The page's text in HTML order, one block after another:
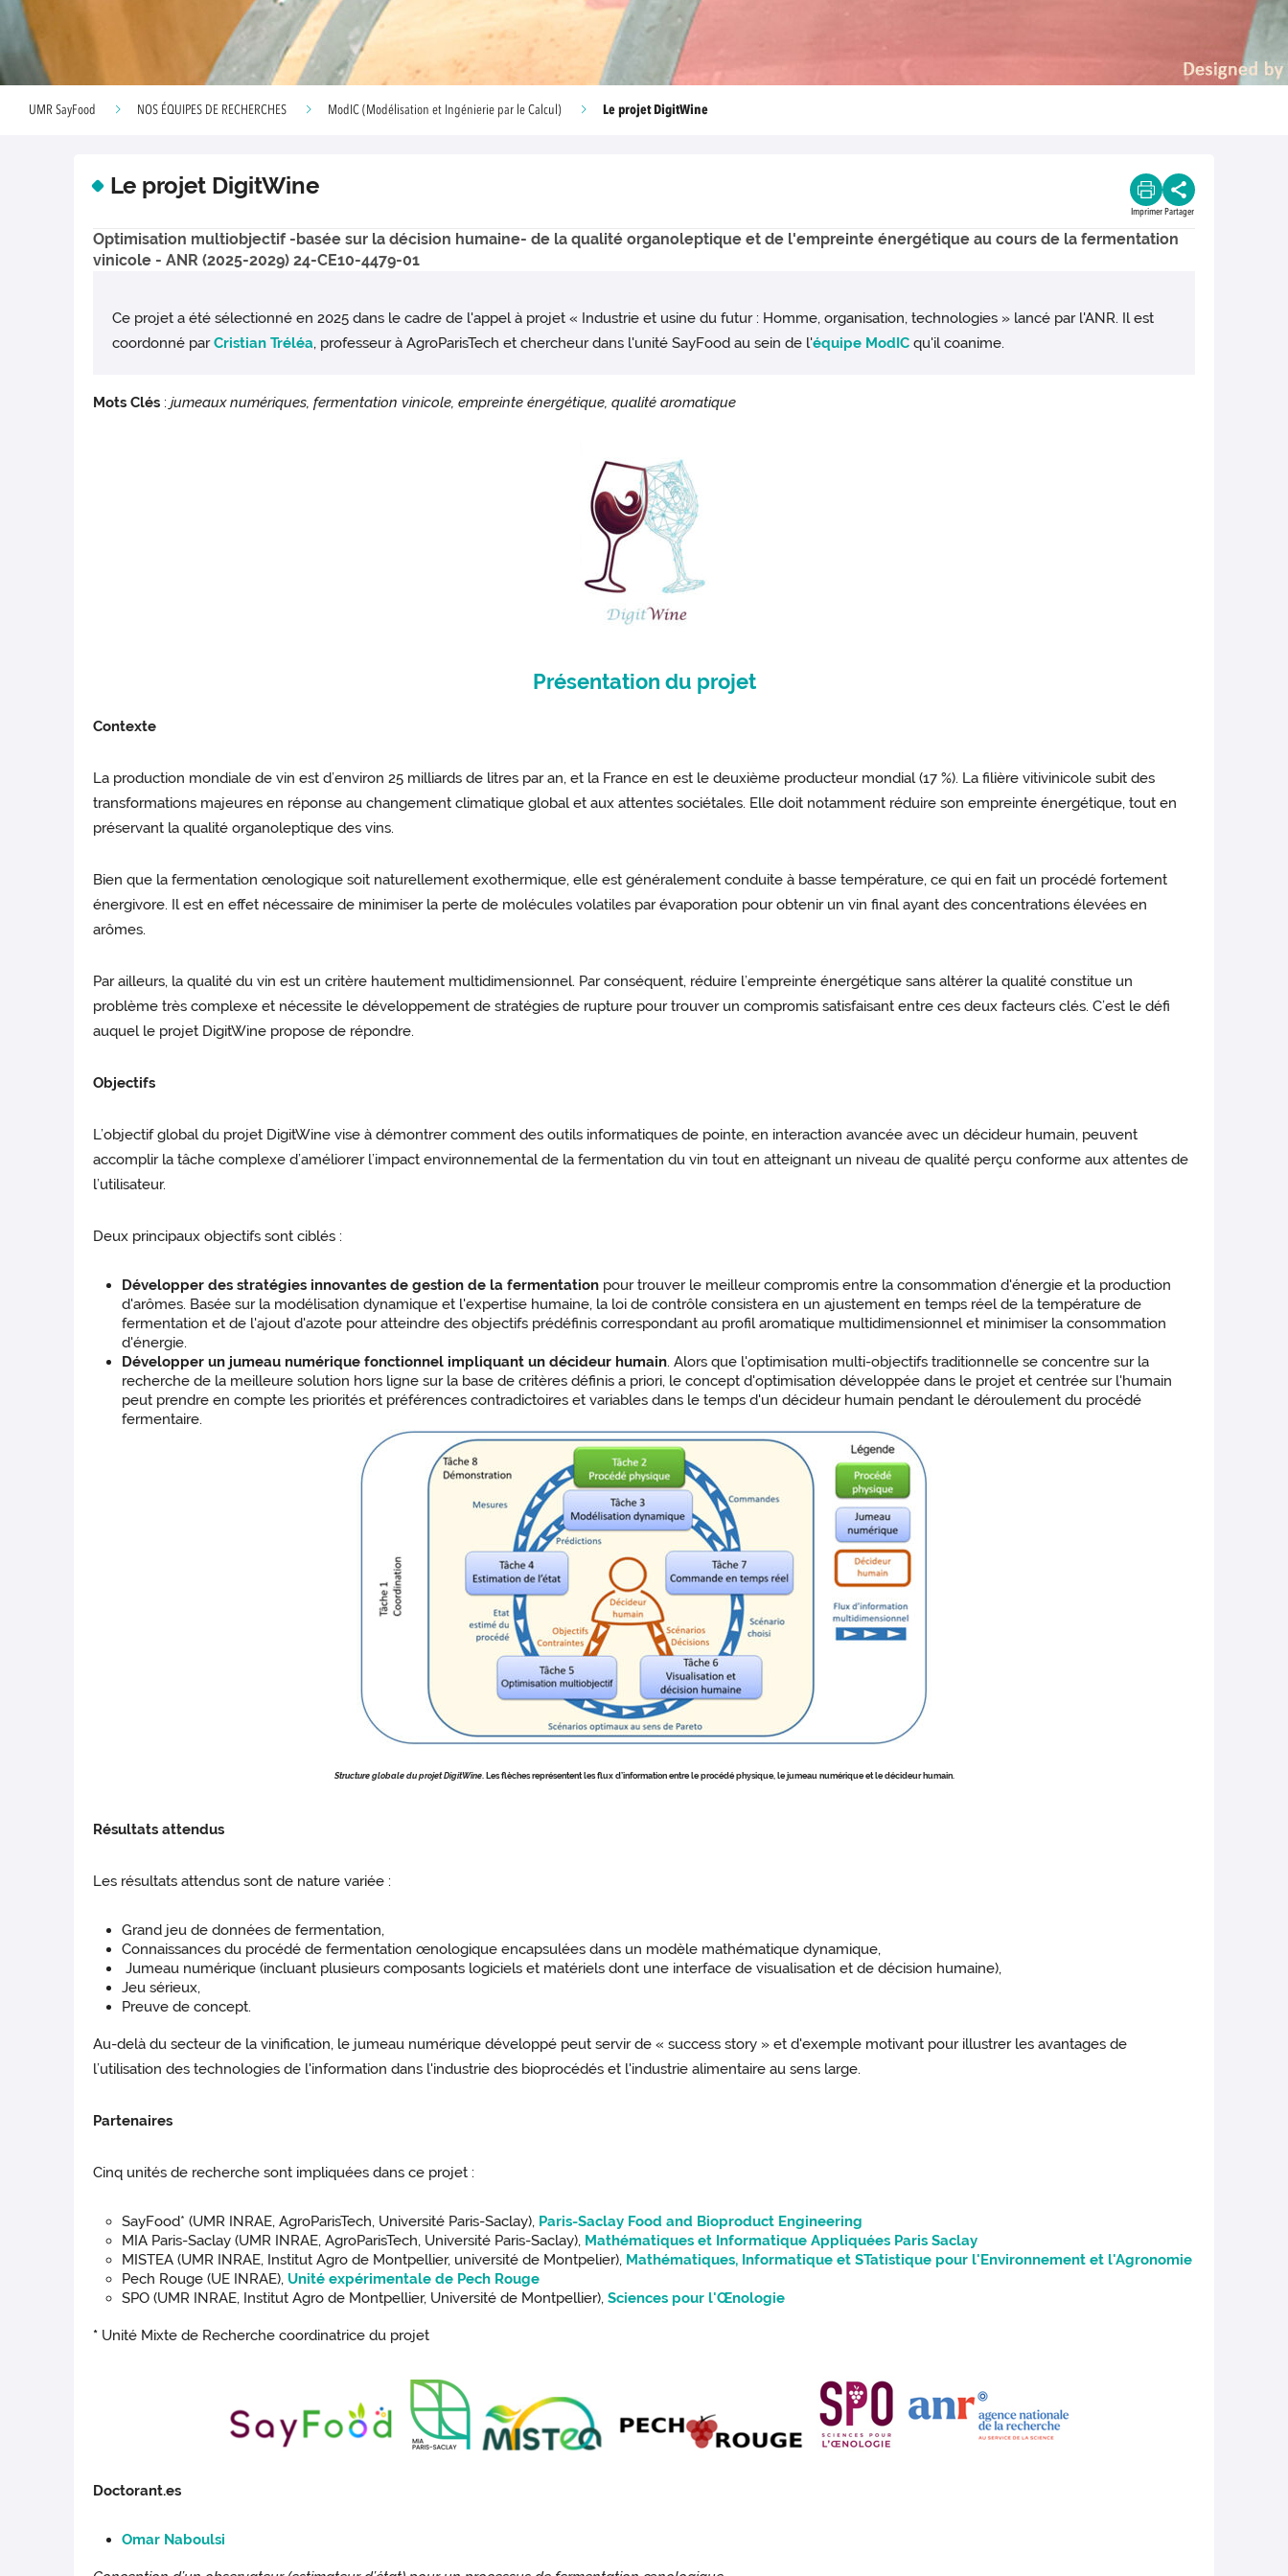
UMR SayFood NOS ÉQUIPES DE RECHERCHES ModIC (Modélisation et Ingénierie par le Calcul) Le projet DigitWine
Le projet DigitWine
Imprimer Partager
Optimisation multiobjectif -basée sur la décision humaine- de la qualité organoleptique et de l'empreinte énergétique au cours de la fermentation
vinicole - ANR (2025-2029) 24-CE10-4479-01
Ce projet a été sélectionné en 2025 dans le cadre de l'appel à projet « Industrie et usine du futur : Homme, organisation, technologies » lancé par l'ANR. Il est
coordonné parCristian Tréléa, professeur à AgroParisTech et chercheur dans l'unité SayFood au sein de l'équipe ModIC qu'il coanime.
Mots Clés :jumeaux numériques, fermentation vinicole, empreinte énergétique, qualité aromatique
Présentation du projet
Contexte
La production mondiale de vin est d’environ 25 milliards de litres par an, et la France en est le deuxième producteur mondial (17 %). La filière vitivinicole subit des
transformations majeures en réponse au changement climatique global et aux attentes sociétales. Elle doit notamment réduire son empreinte énergétique, tout en
préservant la qualité organoleptique des vins.
Bien que la fermentation œnologique soit naturellement exothermique, elle est généralement conduite à basse température, ce qui en fait un procédé fortement
énergivore. Il est en effet nécessaire de minimiser la perte de molécules volatiles par évaporation pour obtenir un vin final ayant des concentrations élevées en
arômes.
Par ailleurs, la qualité du vin est un critère hautement multidimensionnel. Par conséquent, réduire l’empreinte énergétique sans altérer la qualité constitue un
problème très complexe et nécessite le développement de stratégies de rupture pour trouver un compromis satisfaisant entre ces deux facteurs clés. C’est le défi
auquel le projet DigitWine propose de répondre.
Objectifs
L’objectif global du projet DigitWine vise à démontrer comment des outils informatiques de pointe, en interaction avancée avec un décideur humain, peuvent
accomplir la tâche complexe d’améliorer l’impact environnemental de la fermentation du vin tout en atteignant un niveau de qualité perçu conforme aux attentes de
l’utilisateur.
Deux principaux objectifs sont ciblés :
Développer des stratégies innovantes de gestion de la fermentation pour trouver le meilleur compromis entre la consommation d'énergie et la production
d'arômes. Basée sur la modélisation dynamique et l'expertise humaine, la loi de contrôle consistera en un ajustement en temps réel de la température de
fermentation et de l'ajout d'azote pour atteindre des objectifs prédéfinis correspondant au profil aromatique multidimensionnel et minimiser la consommation
d'énergie.
Développer un jumeau numérique fonctionnel impliquant un décideur humain. Alors que l'optimisation multi-objectifs traditionnelle se concentre sur la
recherche de la meilleure solution hors ligne sur la base de critères définis a priori, le concept d'optimisation développée dans le projet et centrée sur l'humain
peut prendre en compte les priorités et préférences contradictoires et variables dans le temps d'un décideur humain pendant le déroulement du procédé
fermentaire.
Structure globale du projet DigitWine. Les flèches représentent les flux d’information entre le procédé physique, le jumeau numérique et le décideur humain.
Résultats attendus
Les résultats attendus sont de nature variée :
Grand jeu de données de fermentation,
Connaissances du procédé de fermentation œnologique encapsulées dans un modèle mathématique dynamique,
Jumeau numérique (incluant plusieurs composants logiciels et matériels dont une interface de visualisation et de décision humaine),
Jeu sérieux,
Preuve de concept.
Au-delà du secteur de la vinification, le jumeau numérique développé peut servir de « success story » et d'exemple motivant pour illustrer les avantages de
l’utilisation des technologies de l'information dans l'industrie des bioprocédés et l'industrie alimentaire au sens large.
Partenaires
Cinq unités de recherche sont impliquées dans ce projet :
SayFood* (UMR INRAE, AgroParisTech, Université Paris-Saclay), Paris-Saclay Food and Bioproduct Engineering
MIA Paris-Saclay (UMR INRAE, AgroParisTech, Université Paris-Saclay), Mathématiques et Informatique Appliquées Paris Saclay
MISTEA (UMR INRAE, Institut Agro de Montpellier, université de Montpelier), Mathématiques, Informatique et STatistique pour l'Environnement et l'Agronomie
Pech Rouge (UE INRAE), Unité expérimentale de Pech Rouge
SPO (UMR INRAE, Institut Agro de Montpellier, Université de Montpellier),Sciences pour l'Œnologie
* Unité Mixte de Recherche coordinatrice du projet
Doctorant.es
Omar Naboulsi